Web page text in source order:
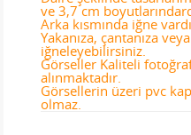
ve 3,7 cm
Arka kısmında iğne
Yakanıza, çantanıza
iğneleyebilirsiniz.
Görseller Kaliteli fotoğraf
alınmaktadır.
Görsellerin üzeri pvc
olmaz.